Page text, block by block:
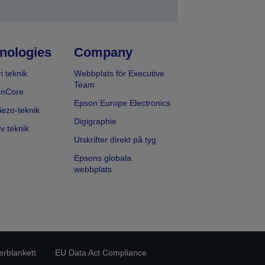
teknik
teknik
teknik
Company
Webbplats för Executive
Team
Epson Europe Electronics
Digigraphie
Utskrifter direkt på tyg
Epsons globala
webbplats
EU Data Act Compliance